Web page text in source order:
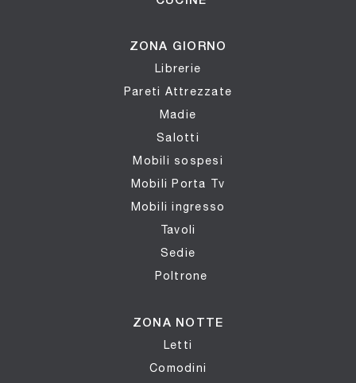
ZONA GIORNO
Librerie
Pareti Attrezzate
Madie
Salotti
Mobili sospesi
Mobili Porta Tv
Mobili ingresso
Tavoli
Sedie
Poltrone
ZONA NOTTE
Letti
Comodini